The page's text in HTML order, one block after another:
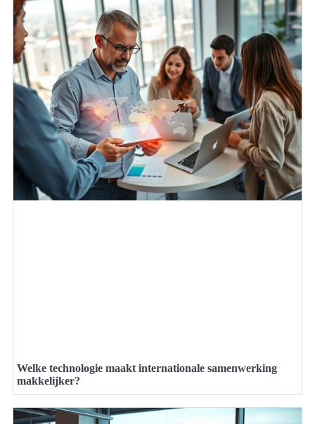
Welke technologie maakt internationale samenwerking
makkelijker?